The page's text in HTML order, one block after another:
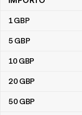
Tabella di conversione
1GBP
5 GBP
10 GBP
20 GBP
50 GBP